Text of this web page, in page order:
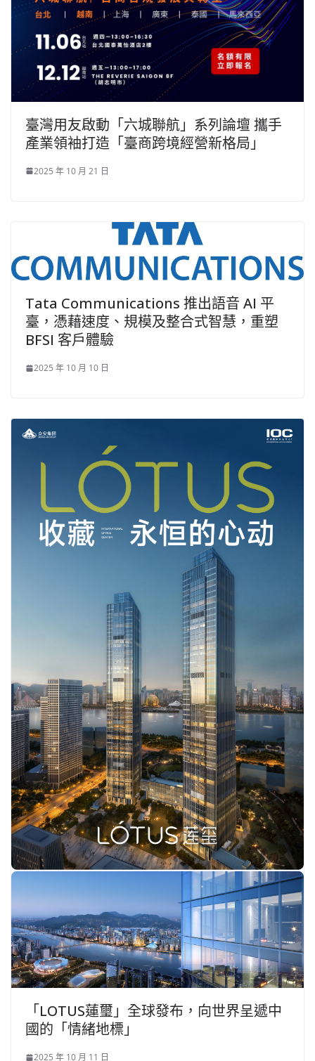
臺灣用友啟動「六城聯航」系列論壇 攜手
產業領袖打造「臺商跨境經營新格局」
2025 年 10 月 21 日
Tata Communications 推出語音 AI 平
臺，憑藉速度、規模及整合式智慧，重塑
BFSI 客戶體驗
2025 年 10 月 10 日
「LOTUS蓮璽」全球發布，向世界呈遞中
國的「情緒地標」
2025 年 10 月 11 日